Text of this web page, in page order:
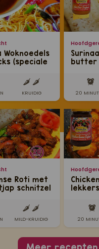
Woknoedels
(speciale
KRUIDIG
Roti met
schnitzel
MILD-KRUIDIG
butter
20
20